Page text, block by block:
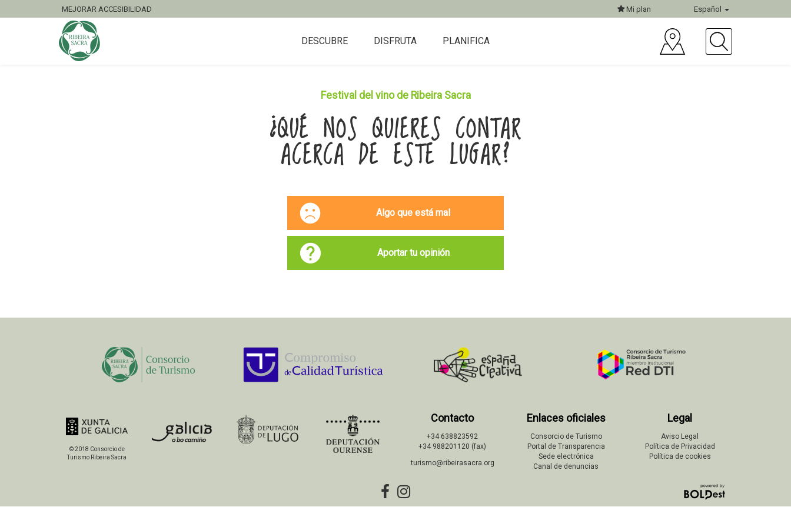
MEJORAR ACCESIBILIDAD Mi plan Español
DESCUBRE DISFRUTA PLANIFICA
Festival del vino de Ribeira Sacra
¿QUÉ NOS QUIERES CONTAR
ACERCA DE ESTE LUGAR?
Algo que está mal
Aportar tu opinión
© 2018 Consorcio de
Turismo Ribeira Sacra
Contacto
+34 638823592
+34 988201120 (fax)
turismo@ribeirasacra.org
Enlaces oficiales
Consorcio de Turismo
Portal de Transparencia
Sede electrónica
Canal de denuncias
Legal
Aviso Legal
Política de Privacidad
Política de cookies